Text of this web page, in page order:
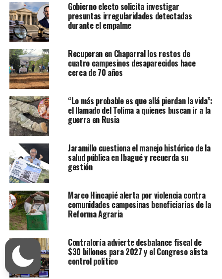
Gobierno electo solicita investigar
presuntas irregularidades detectadas
durante el empalme
Recuperan en Chaparral los restos de
cuatro campesinos desaparecidos hace
cerca de 70 años
“Lo más probable es que allá pierdan la vida”:
el llamado del Tolima a quienes buscan ir a la
guerra en Rusia
Jaramillo cuestiona el manejo histórico de la
salud pública en Ibagué y recuerda su
gestión
Marco Hincapié alerta por violencia contra
comunidades campesinas beneficiarias de la
Reforma Agraria
Contraloría advierte desbalance fiscal de
$30 billones para 2027 y el Congreso alista
control político